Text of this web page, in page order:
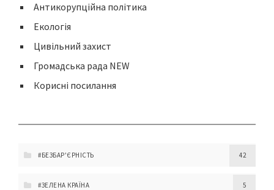
Антикорупційна політика
Екологія
Цивільний захист
Громадська рада NEW
Корисні посилання
#БЕЗБАР'ЄРНІСТЬ 42
#ЗЕЛЕНА КРАЇНА 5